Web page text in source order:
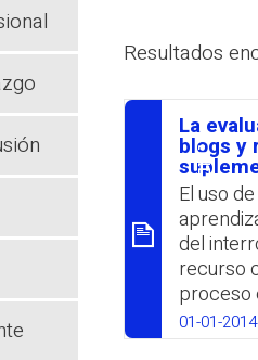
Resultados
סיכום
La
blogs y
El uso
del
recurso
proceso
blogs
01-01-2014